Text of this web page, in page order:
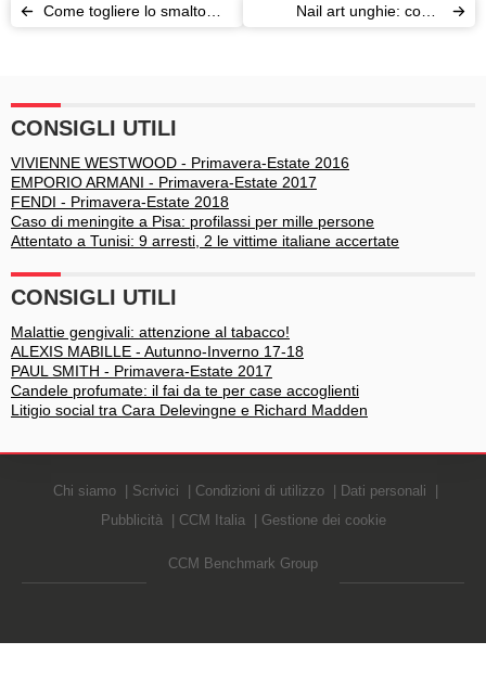
Come togliere lo smalto
Nail art unghie: come
CONSIGLI UTILI
VIVIENNE WESTWOOD - Primavera-Estate 2016
EMPORIO ARMANI - Primavera-Estate 2017
FENDI - Primavera-Estate 2018
Caso di meningite a Pisa: profilassi per mille persone
Attentato a Tunisi: 9 arresti, 2 le vittime italiane accertate
CONSIGLI UTILI
Malattie gengivali: attenzione al tabacco!
ALEXIS MABILLE - Autunno-Inverno 17-18
PAUL SMITH - Primavera-Estate 2017
Candele profumate: il fai da te per case accoglienti
Litigio social tra Cara Delevingne e Richard Madden
Chi siamo Scrivici Condizioni di utilizzo
Dati personali
Pubblicità
CCM Italia Gestione dei cookie
CCM Benchmark Group